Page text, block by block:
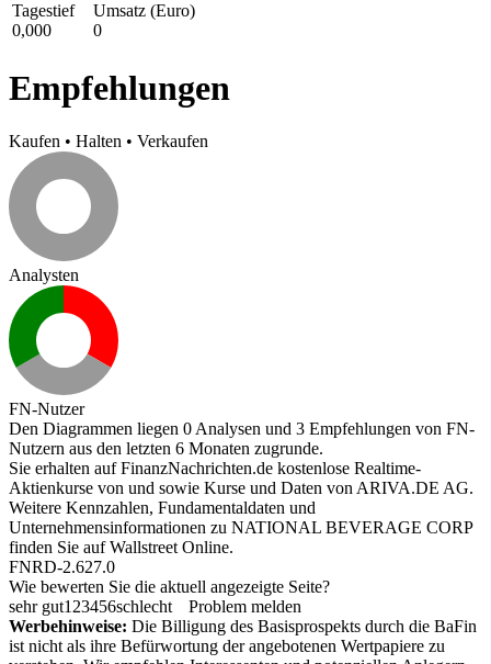
Tagestief
0,000
Umsatz (Euro)
0
Empfehlungen
Kaufen • Halten • Verkaufen
Analysten
FN-Nutzer
Den Diagrammen liegen 0 Analysen und 3 Empfehlungen von FN-
Nutzern aus den letzten 6 Monaten zugrunde.
Sie erhalten auf FinanzNachrichten.de kostenlose Realtime-
Aktienkurse von und sowie Kurse und Daten von ARIVA.DE AG.
Weitere Kennzahlen, Fundamentaldaten und
Unternehmensinformationen zu NATIONAL BEVERAGE CORP
finden Sie aufWallstreet Online.
FNRD-2.627.0
Wie bewerten Sie die aktuell angezeigte Seite?
sehr gut1 23456schlecht
Problem melden
Werbehinweise: Die Billigung des Basisprospekts durch die BaFin
ist nicht als ihre Befürwortung der angebotenen Wertpapiere zu